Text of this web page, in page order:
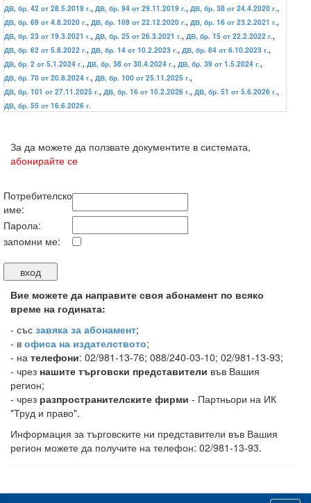
ДВ, бр. 42 от 28.5.2019 г., ДВ, бр. 94 от 29.11.2019 г., ДВ, бр. 38 от 24.4.2020 г.,
ДВ, бр. 69 от 4.8.2020 г., ДВ, бр. 109 от 22.12.2020 г., ДВ, бр. 16 от 23.2.2021 г.,
ДВ, бр. 23 от 19.3.2021 г., ДВ, бр. 25 от 26.3.2021 г., ДВ, бр. 15 от 22.2.2022 г.,
ДВ, бр. 62 от 5.8.2022 г., ДВ, бр. 14 от 10.2.2023 г., ДВ, бр. 84 от 6.10.2023 г.,
ДВ, бр. 2 от 5.1.2024 г., ДВ, бр. 38 от 30.4.2024 г., ДВ, бр. 39 от 1.5.2024 г.,
ДВ, бр. 70 от 20.8.2024 г., ДВ, бр. 100 от 25.11.2025 г.,
ДВ, бр. 101 от 27.11.2025 г., ДВ, бр. 16 от 10.2.2026 г., ДВ, бр. 51 от 5.6.2026 г.,
ДВ, бр. 55 от 16.6.2026 г.
За да можете да ползвате документите в системата,
абонирайте се
Потребителско
име:
Парола:
запомни ме:
Вие можете да направите своя абонамент по всяко
време на годината:
- със завяка за абонамент;
- в офиса на издателството;
- на телефони: 02/981-13-76; 088/240-03-10; 02/981-13-93;
- чрез нашите търговски представители във Вашия
регион;
- чрез разпространителските фирми - Партньори на ИК
"Труд и право".
Информация за търговските ни представители във Вашия
регион можете да получите на телефон: 02/981-13-93.